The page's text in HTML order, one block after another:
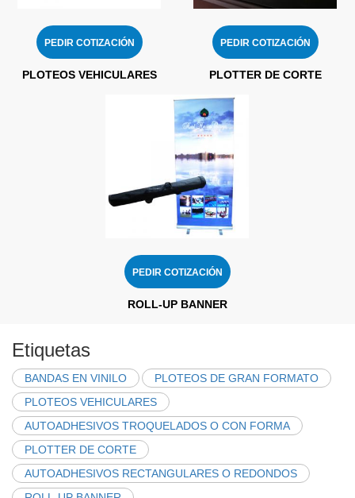
PEDIR COTIZACIÓN
PLOTEOS VEHICULARES
PEDIR COTIZACIÓN
PLOTTER DE CORTE
PEDIR COTIZACIÓN
ROLL-UP BANNER
Etiquetas
BANDAS EN VINILO
PLOTEOS DE GRAN FORMATO
PLOTEOS VEHICULARES
AUTOADHESIVOS TROQUELADOS O CON FORMA
PLOTTER DE CORTE
AUTOADHESIVOS RECTANGULARES O REDONDOS